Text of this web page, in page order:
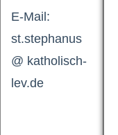
E-Mail:
st.stephanus
@ katholisch-
lev.de